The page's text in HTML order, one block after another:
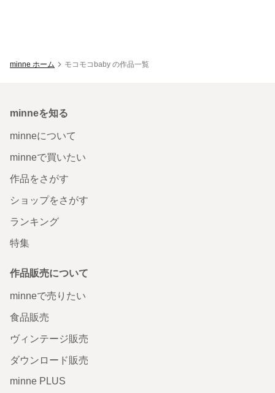
minne ホーム モコモコbaby の作品一覧
minneを知る
minneについて
minneで買いたい
作品をさがす
ショップをさがす
ランキング
特集
作品販売について
minneで売りたい
食品販売
ヴィンテージ販売
ダウンロード販売
minne PLUS